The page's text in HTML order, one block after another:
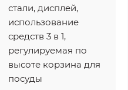
стали, дисплей,
использование
средств 3 в 1,
регулируемая по
высоте корзина для
посуды